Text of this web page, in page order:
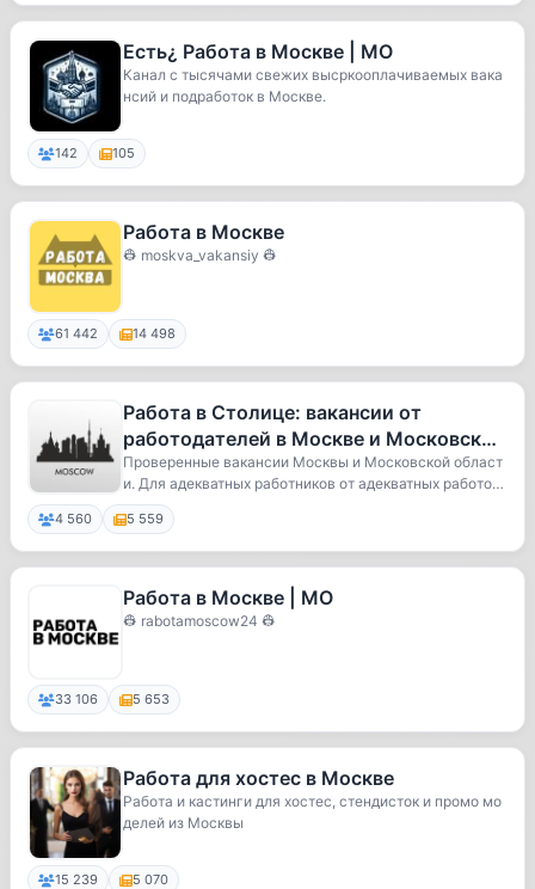
Есть¿ Работа в Москве | МО
Канал с тысячами свежих высркооплачиваемых вака
нсий и подработок в Москве.
142 105
Работа в Москве
👷 moskva_vakansiy 👷
61 442 14 498
Работа в Столице: вакансии от
работодателей в Москве и Московской
Области
Проверенные вакансии Москвы и Московской област
и. Для адекватных работников от адекватных работо
д...
4 560 5 559
Работа в Москве | МО
👷 rabotamoscow24 👷
33 106 5 653
Работа для хостес в Москве
Работа и кастинги для хостес, стендисток и промо мо
делей из Москвы
15 239 5 070